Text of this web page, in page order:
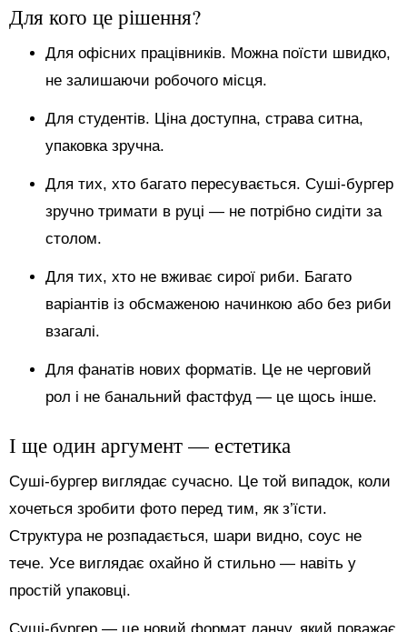
Для кого це рішення?
Для офісних працівників. Можна поїсти швидко,
не залишаючи робочого місця.
Для студентів. Ціна доступна, страва ситна,
упаковка зручна.
Для тих, хто багато пересувається. Суші-бургер
зручно тримати в руці — не потрібно сидіти за
столом.
Для тих, хто не вживає сирої риби. Багато
варіантів із обсмаженою начинкою або без риби
взагалі.
Для фанатів нових форматів. Це не черговий
рол і не банальний фастфуд — це щось інше.
І ще один аргумент — естетика
Суші-бургер виглядає сучасно. Це той випадок, коли
хочеться зробити фото перед тим, як з’їсти.
Структура не розпадається, шари видно, соус не
тече. Усе виглядає охайно й стильно — навіть у
простій упаковці.
Суші-бургер — це новий формат ланчу, який поважає